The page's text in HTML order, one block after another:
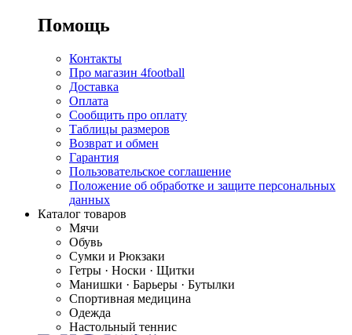
Помощь
Контакты
Про магазин 4football
Доставка
Оплата
Сообщить про оплату
Таблицы размеров
Возврат и обмен
Гарантия
Пользовательское соглашение
Положение об обработке и защите персональных
данных
Каталог товаров
Мячи
Обувь
Сумки и Рюкзаки
Гетры · Носки · Щитки
Манишки · Барьеры · Бутылки
Спортивная медицина
Одежда
Настольный теннис